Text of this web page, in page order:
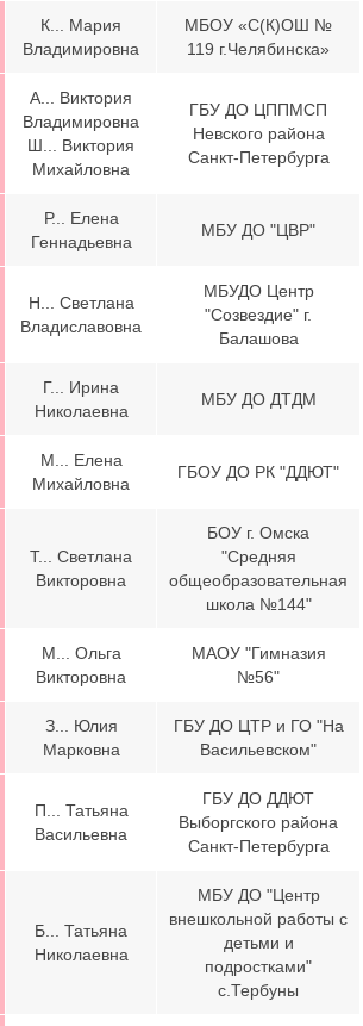
К... Мария
Владимировна
МБОУ «С(К)ОШ №
119 г.Челябинска»
А... Виктория
Владимировна
Ш... Виктория
Михайловна
ГБУ ДО ЦППМСП
Невского района
Санкт-Петербурга
Р... Елена
Геннадьевна
МБУ ДО "ЦВР"
Н... Светлана
Владиславовна
МБУДО Центр
"Созвездие" г.
Балашова
Г... Ирина
Николаевна
МБУ ДО ДТДМ
М... Елена
Михайловна
ГБОУ ДО РК "ДДЮТ"
Т... Светлана
Викторовна
БОУ г. Омска
"Средняя
общеобразовательная
школа №144"
М... Ольга
Викторовна
МАОУ "Гимназия
№56"
З... Юлия
Марковна
ГБУ ДО ЦТР и ГО "На
Васильевском"
П... Татьяна
Васильевна
ГБУ ДО ДДЮТ
Выборгского района
Санкт-Петербурга
Б... Татьяна
Николаевна
МБУ ДО "Центр
внешкольной работы с
детьми и
подростками"
с.Тербуны